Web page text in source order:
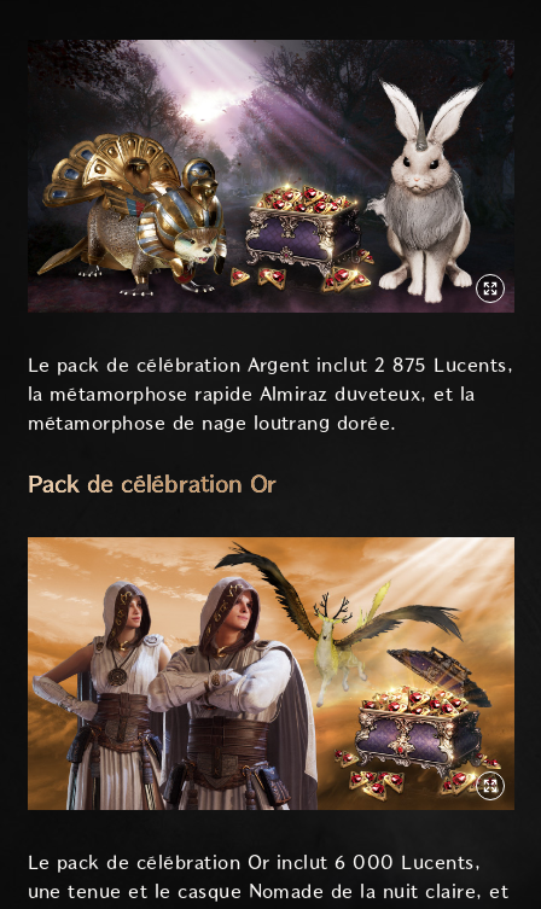
Le pack de célébration Argent inclut 2 875 Lucents,
la métamorphose rapide Almiraz duveteux, et la
métamorphose de nage loutrang dorée.
Pack de célébration Or
Le pack de célébration Or inclut 6 000 Lucents,
une tenue et le casque Nomade de la nuit claire, et